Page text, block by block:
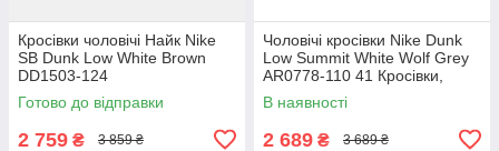
Кросівки чоловічі Найк Nike
SB Dunk Low White Brown
DD1503-124
Готово до відправки
2 759 ₴ 3 859 ₴
Чоловічі кросівки Nike Dunk
Low Summit White Wolf Grey
AR0778-110 41 Кросівки,
Текстильна, Шнурівка, Товста
підошва, Замша,
В наявності
2 689 ₴ 3 689 ₴